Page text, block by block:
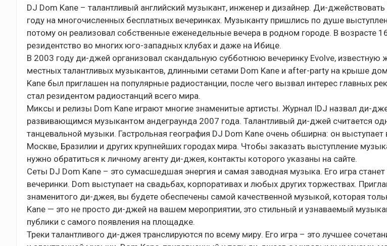
DJ Dom Kane – талантливый английский музыкант, инженер и дизайнер. Ди-
году на многочисленных бесплатных вечеринках. Музыканту пришлись по душе
потому он реализовал собственные еженедельные вечера в родном городе. В возрасте
резидентство во многих юго-западных клубах и даже на Ибице.
В 2003 году ди-джей организовал скандальную субботнюю вечеринку Evolve,
местных талантливых музыкантов, длинными сетами Dom Kane и after-party на крыше
Kane был приглашен на популярные радиостанции, после чего вызвал интерес главных
стал резидентом радиостанций всего мира.
Миксы и релизы Dom Kane играют многие знаменитые артисты. Журнал IDJ назвал ди-
развивающимся музыкантом андеграунда 2007 года. Талантливый ди-джей считается
танцевальной музыки. Гастрольная география DJ Dom Kane очень обширна: он
Москве, Бразилии и других крупнейших городах мира. Чтобы заказать выступление
нужно обратиться к личному агенту ди-джея, контакты которого указаны на сайте.
Сеты DJ Dom Kane – это сумасшедшая энергия и самая заводная музыка. Его игра
вечеринки. Dom выступает на свадьбах, корпоративах и любых других торжествах.
знаменитого ди-джея, вы будете обеспечены самой качественной музыкой, которая
Kane — это не просто ди-джей на вашем мероприятии, это стильный и узнаваемый
публики с самого появления на площадке.
Треки талантливого ди-джея транслируются по всему миру. Его игра – это лучшее